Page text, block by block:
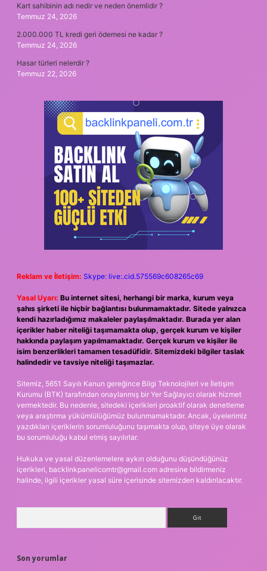
Kart sahibinin adı nedir ve neden önemlidir ?
Temmuz 24, 2026
2.000.000 TL kredi geri ödemesi ne kadar ?
Temmuz 24, 2026
Hasar türleri nelerdir ?
Temmuz 22, 2026
Reklam ve İletişim: Skype: live:.cid.575569c608265c69
Yasal Uyarı: Bu internet sitesi, herhangi bir marka, kurum veya
şahıs şirketi ile hiçbir bağlantısı bulunmamaktadır. Sitede yalnızca
kendi hazırladığımız makaleler paylaşılmaktadır. Burada yer alan
içerikler haber niteliği taşımamakta olup, gerçek kurum ve kişiler
hakkında paylaşım yapılmamaktadır. Gerçek kurum ve kişiler ile
isim benzerlikleri tamamen tesadüfidir. Sitemizdeki bilgiler taslak
halindedir ve tavsiye niteliği taşımazlar.
Sitemiz, 5651 Sayılı Kanun gereğince Bilgi Teknolojileri ve İletişim
Kurumu (BTK) tarafından onaylanmış bir Yer Sağlayıcı olarak hizmet
vermektedir. Bu nedenle, sitedeki içerikleri proaktif olarak denetleme
veya araştırma yükümlülüğümüz bulunmamaktadır. Ancak, üyelerimiz
yazdıkları içeriklerin sorumluluğunu taşımakta olup, siteye üye olarak
bu sorumluluğu kabul etmiş sayılırlar.
Hukuka ve yasal düzenlemelere aykırı olduğunu düşündüğünüz
içerikleri, backlinkpanelicomtr@gmail.com adresine bildirmeniz
halinde, ilgili içerikler yasal süre içerisinde sitemizden kaldırılacaktır.
Son yorumlar